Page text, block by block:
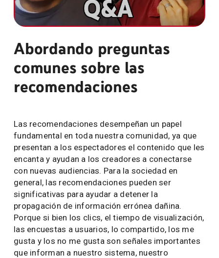
Abordando preguntas
comunes sobre las
recomendaciones
Las recomendaciones desempeñan un papel
fundamental en toda nuestra comunidad, ya que
presentan a los espectadores el contenido que les
encanta y ayudan a los creadores a conectarse
con nuevas audiencias. Para la sociedad en
general, las recomendaciones pueden ser
significativas para ayudar a detener la
propagación de información errónea dañina.
Porque si bien los clics, el tiempo de visualización,
las encuestas a usuarios, lo compartido, los me
gusta y los no me gusta son señales importantes
que informan a nuestro sistema, nuestro